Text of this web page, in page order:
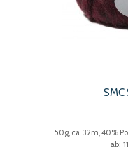
50g, ca. 32m, 40%